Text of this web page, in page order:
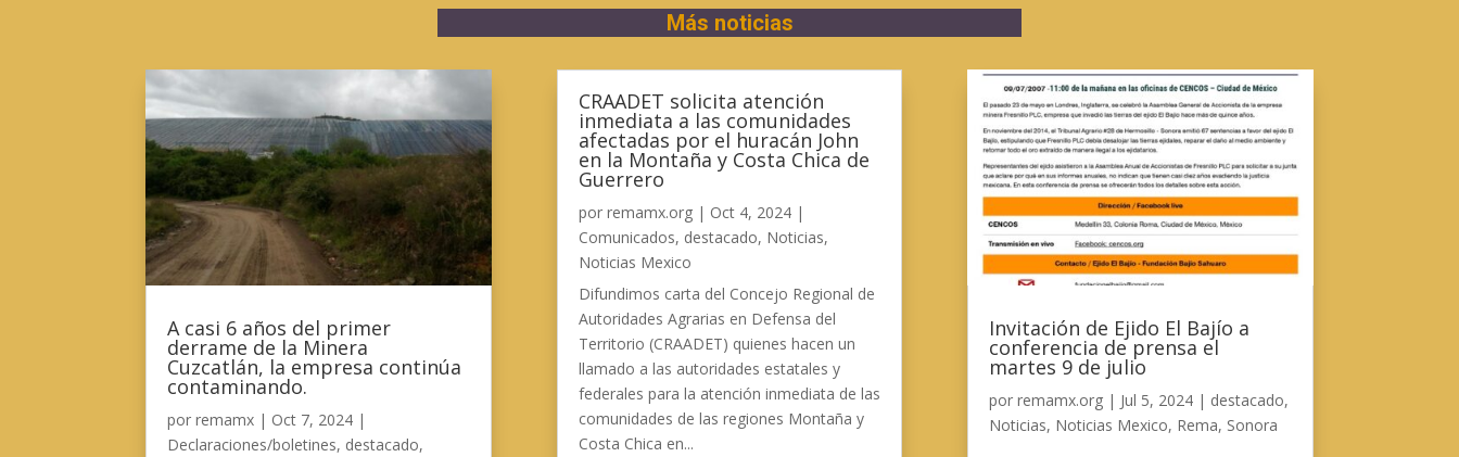
Más noticias
A casi 6 años del primer
derrame de la Minera
Cuzcatlán, la empresa continúa
contaminando.
porremamx | Oct 7, 2024 |
Declaraciones/boletines, destacado,
CRAADET solicita atención
inmediata a las comunidades
afectadas por el huracán John
en la Montaña y Costa Chica de
Guerrero
por remamx.org| Oct 4, 2024|
Comunicados, destacado, Noticias,
Noticias Mexico
Difundimos carta del Concejo Regional de
Autoridades Agrarias en Defensa del
Territorio (CRAADET) quienes hacen un
llamado a las autoridades estatales y
federales para la atención inmediata de las
comunidades de las regiones Montaña y
Costa Chica en...
Invitación de Ejido El Bajío a
conferencia de prensa el
martes 9 de julio
por remamx.org| Jul 5, 2024| destacado,
Noticias, Noticias Mexico, Rema, Sonora